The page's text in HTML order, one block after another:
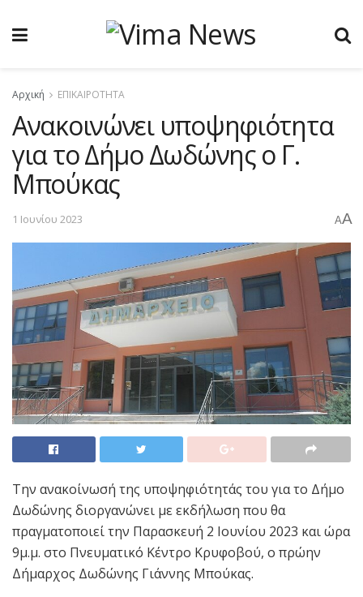
Αρχική ΕΠΙΚΑΙΡΟΤΗΤΑ
Ανακοινώνει υποψηφιότητα
για το Δήμο Δωδώνης ο Γ.
Μπούκας
1 Ιουνίου 2023 AA
Την ανακοίνωσή της υποψηφιότητάς του για το Δήμο
Δωδώνης διοργανώνει με εκδήλωση που θα
πραγματοποιεί την Παρασκευή 2 Ιουνίου 2023 και ώρα
9μ.μ. στο Πνευματικό Κέντρο Κρυφοβού, ο πρώην
Δήμαρχος Δωδώνης Γιάννης Μπούκας.